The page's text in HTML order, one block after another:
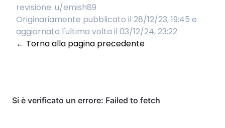
revisione: u/emish89
Originariamente pubblicato il 28/12/23, 19:45 e
aggiornato l'ultima volta il 03/12/24, 23:22
← Torna alla pagina precedente